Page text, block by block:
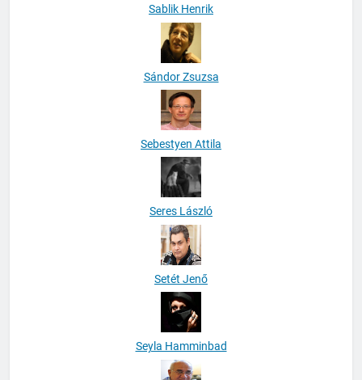
Sablik Henrik
Sándor Zsuzsa
Sebestyen Attila
Seres László
Setét Jenő
Seyla Hamminbad